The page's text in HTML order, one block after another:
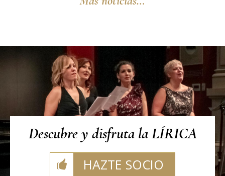
Descubre y disfruta la LÍRICA
HAZTE SOCIO